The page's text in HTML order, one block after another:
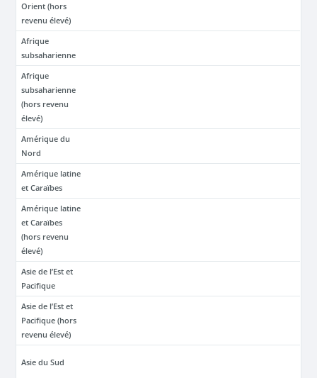
Orient (hors
revenu élevé)
Afrique
subsaharienne
Afrique
subsaharienne
(hors revenu
élevé)
Amérique du
Nord
Amérique latine
et Caraïbes
Amérique latine
et Caraïbes
(hors revenu
élevé)
Asie de l’Est et
Pacifique
Asie de l’Est et
Pacifique (hors
revenu élevé)
Asie du Sud